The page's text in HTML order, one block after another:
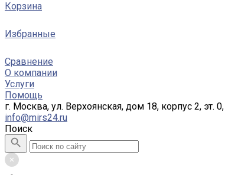
Корзина
Избранные
Сравнение
О компании
Услуги
Помощь
г. Москва, ул. Верхоянская, дом 18, корпус 2, эт.
info@mirs24.ru
Поиск